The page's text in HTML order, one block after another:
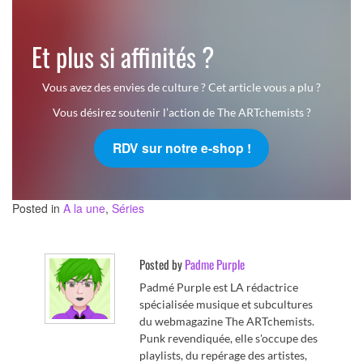
Et plus si affinités ?
Vous avez des envies de culture ? Cet article vous a plu ?
Vous désirez soutenir l’action de The ARTchemists ?
RDV sur notre e-shop !
Posted in A la une, Séries
Posted byPadme Purple
Padmé Purple est LA rédactrice
spécialisée musique et subcultures
du webmagazine The ARTchemists.
Punk revendiquée, elle s'occupe des
playlists, du repérage des artistes,